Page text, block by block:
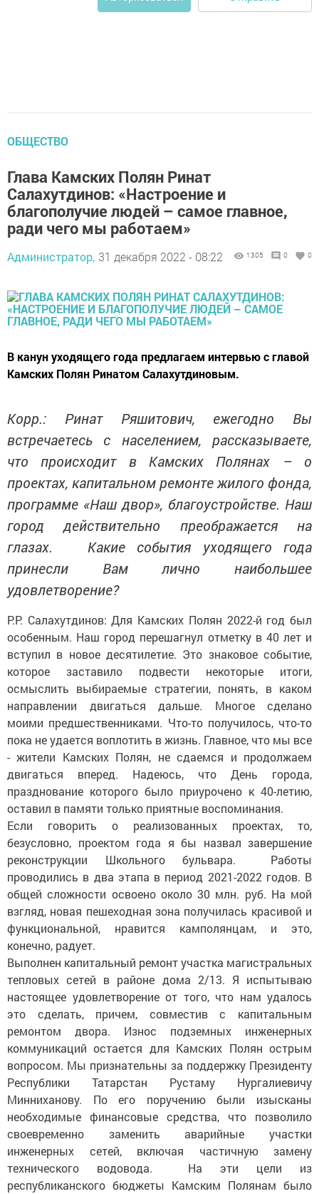
ОБЩЕСТВО
Глава Камских Полян Ринат
Салахутдинов: «Настроение и
благополучие людей – самое главное,
ради чего мы работаем»
Администратор, 31 декабря 2022 - 08:22 1305 0 0
В канун уходящего года предлагаем интервью с главой
Камских Полян Ринатом Салахутдиновым.
Корр.: Ринат Ряшитович, ежегодно Вы
встречаетесь с населением, рассказываете,
что происходит в Камских Полянах – о
проектах, капитальном ремонте жилого фонда,
программе «Наш двор», благоустройстве. Наш
город действительно преображается на
глазах. Какие события уходящего года
принесли Вам лично наибольшее
удовлетворение?
Р.Р. Салахутдинов: Для Камских Полян 2022-й год был
особенным. Наш город перешагнул отметку в 40 лет и
вступил в новое десятилетие. Это знаковое событие,
которое заставило подвести некоторые итоги,
осмыслить выбираемые стратегии, понять, в каком
направлении двигаться дальше. Многое сделано
моими предшественниками. Что-то получилось, что-то
пока не удается воплотить в жизнь. Главное, что мы все
- жители Камских Полян, не сдаемся и продолжаем
двигаться вперед. Надеюсь, что День города,
празднование которого было приурочено к 40-летию,
оставил в памяти только приятные воспоминания.
Если говорить о реализованных проектах, то,
безусловно, проектом года я бы назвал завершение
реконструкции Школьного бульвара. Работы
проводились в два этапа в период 2021-2022 годов. В
общей сложности освоено около 30 млн. руб. На мой
взгляд, новая пешеходная зона получилась красивой и
функциональной, нравится камполянцам, и это,
конечно, радует.
Выполнен капитальный ремонт участка магистральных
тепловых сетей в районе дома 2/13. Я испытываю
настоящее удовлетворение от того, что нам удалось
это сделать, причем, совместив с капитальным
ремонтом двора. Износ подземных инженерных
коммуникаций остается для Камских Полян острым
вопросом. Мы признательны за поддержку Президенту
Республики Татарстан Рустаму Нургалиевичу
Минниханову. По его поручению были изысканы
необходимые финансовые средства, что позволило
своевременно заменить аварийные участки
инженерных сетей, включая частичную замену
технического водовода. На эти цели из
республиканского бюджеты Камским Полянам было